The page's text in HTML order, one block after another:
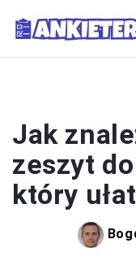
Jak
zeszyt
który